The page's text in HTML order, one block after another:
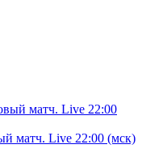
матч. Live 22:00 (мск)